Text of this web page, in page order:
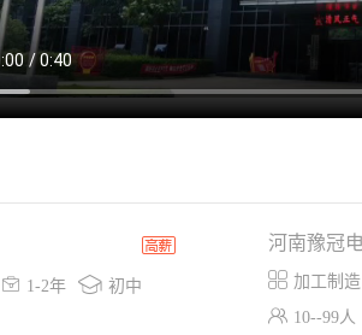
 1-2年  初中
河南豫冠
 加工制
 10--99人